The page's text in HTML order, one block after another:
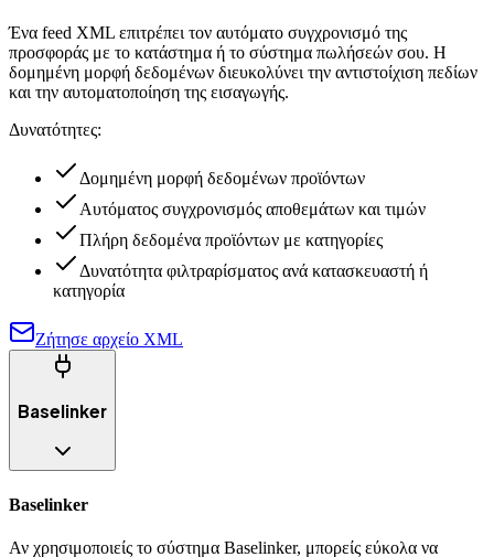
Ένα feed XML επιτρέπει τον αυτόματο συγχρονισμό της
προσφοράς με το κατάστημα ή το σύστημα πωλήσεών σου. Η
δομημένη μορφή δεδομένων διευκολύνει την αντιστοίχιση πεδίων
και την αυτοματοποίηση της εισαγωγής.
Δυνατότητες:
Δομημένη μορφή δεδομένων προϊόντων
Αυτόματος συγχρονισμός αποθεμάτων και τιμών
Πλήρη δεδομένα προϊόντων με κατηγορίες
Δυνατότητα φιλτραρίσματος ανά κατασκευαστή ή
κατηγορία
Ζήτησε αρχείο XML
Baselinker
Baselinker
Αν χρησιμοποιείς το σύστημα Baselinker, μπορείς εύκολα να